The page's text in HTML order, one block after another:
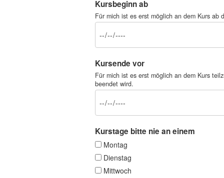
Kursbeginn ab
Für mich ist es erst möglich an dem Kurs ab
Kursende vor
Für mich ist es erst möglich an dem Kurs
beendet wird.
Kurstage bitte nie an einem
Montag
Dienstag
Mittwoch